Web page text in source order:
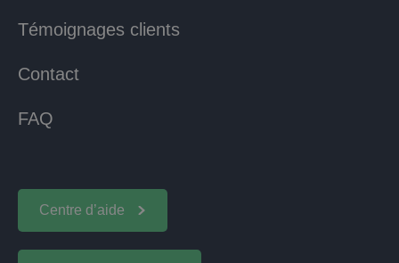
Témoignages clients
Contact
FAQ
Centre d’aide